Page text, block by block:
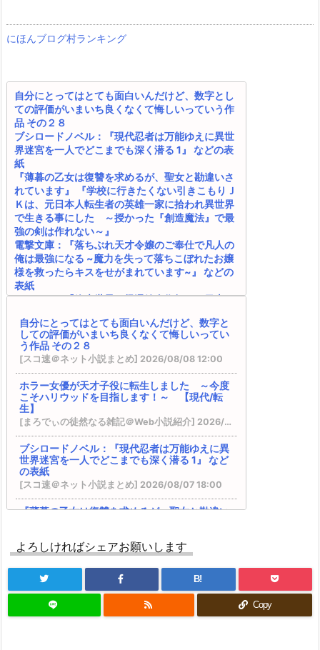
にほんブログ村ランキング
自分にとってはとても面白いんだけど、数字とし
ての評価がいまいち良くなくて悔しいっていう作
品 その２８
ブシロードノベル：『現代忍者は万能ゆえに異世
界迷宮を一人でどこまでも深く潜る 1』 などの表
紙
『薄暮の乙女は復讐を求めるが、聖女と勘違いさ
れています』 『学校に行きたくない引きこもりＪ
Ｋは、元日本人転生者の英雄一家に拾われ異世界
で生きる事にした ～授かった『創造魔法』で最
強の剣は作れない～』
電撃文庫：『落ちぶれ天才令嬢のご奉仕で凡人の
俺は最強になる ~魔力を失って落ちこぼれたお嬢
様を救ったらキスをせがまれています~』 などの
表紙
カクヨム：『終末世界の帰還錬金術師 ～日本に
世界で勇者になれなかった俺達はスルーして適当
に生きたいと思います～』 書籍化決定！
SQEXノベル：『天才魔法オタクが追放されて辺
境領主になったら、こうなりました! 1』 などの表
紙
完結済みのおすすめ作品 その１２
DREノベルス：『魔法の瓶詰職人システィナはく
じけない ~追放された呪われ王女は隠れた才能で
一から幸せを掴みます~』 などの表紙
『異世界★魔法少女― 転生初日に聖女扱いされま
したが、変身が罰ゲームすぎます！ ―』 『臆病魔
術師、カレンの激情 ～ダンジョンという楽園
は、君達に夢を見せるか～』
VRMMOの作品で何かオススメないですかね？ そ
ったよな?剣の魔法じゃなくてさ? ~ギフト「剣魔
法」でゲーム世界を美少女たちと駆け抜ける~』
カクヨム：『スキル無しゴトーさんは最弱のはず
です！～勇者召喚に巻き込まれたモブサラリーマ
ンの異世界冒険記～』 スターツ出版グラストNOV
ELSから書籍化決定！
自分にとってはとても面白いんだけど、数字と
しての評価がいまいち良くなくて悔しいってい
う作品 その２８
[スコ速＠ネット小説まとめ] 2026/08/08 12:00
ホラー女優が天才子役に転生しました ～今度
こそハリウッドを目指します！～ 【現代/転
生】
[まろでぃの徒然なる雑記＠Web小説紹介] 2026/08/08 09:33
ブシロードノベル：『現代忍者は万能ゆえに異
世界迷宮を一人でどこまでも深く潜る 1』 など
の表紙
[スコ速＠ネット小説まとめ] 2026/08/07 18:00
『薄暮の乙女は復讐を求めるが、聖女と勘違い
異世界で生きる事にした ～授かった『創造魔
法』で最強の剣は作れない～』
[スコ速＠ネット小説まとめ] 2026/08/07 12:00
後世の歴史家いわく、俺は面従腹背の成り上が
り復讐者らしい 【ファンタジー/転生】
よろしければシェアお願いします
B!
Copy